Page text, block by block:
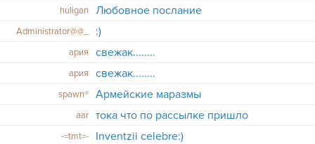
huligan Любовное послание
Administrator@@_ :)
ария свежак........
ария свежак........
spawn® Армейские маразмы
aar тока что по рассылке пришло
-=tmt=- Inventzii celebre:)